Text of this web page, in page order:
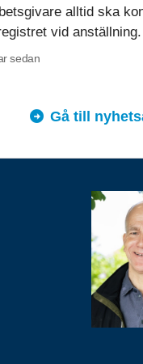
alltid ska
vid anställning.
sedan
Gå till